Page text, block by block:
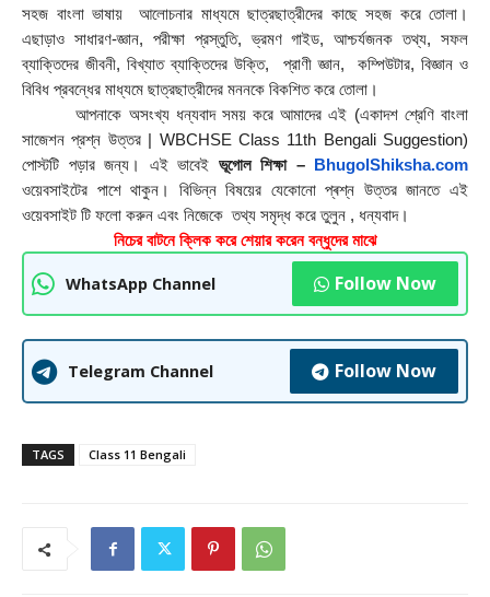
সহজ বাংলা ভাষায়  আলোচনার মাধ্যমে ছাত্রছাত্রীদের কাছে সহজ করে তোলা।
এছাড়াও সাধারণ-জ্ঞান, পরীক্ষা প্রস্তুতি, ভ্রমণ গাইড, আশ্চর্যজনক তথ্য, সফল
ব্যাক্তিদের জীবনী, বিখ্যাত ব্যাক্তিদের উক্তি,  প্রাণী জ্ঞান,  কম্পিউটার, বিজ্ঞান ও
বিবিধ প্রবন্ধের মাধ্যমে ছাত্রছাত্রীদের মননকে বিকশিত করে তোলা।
আপনাকে অসংখ্য ধন্যবাদ সময় করে আমাদের এই (একাদশ শ্রেণি বাংলা
সাজেশন প্রশ্ন উত্তর | WBCHSE Class 11th Bengali Suggestion)
পােস্টটি পড়ার জন্য। এই ভাবেই ভূগোল শিক্ষা –
BhugolShiksha.com
ওয়েবসাইটের পাশে থাকুন। বিভিন্ন বিষয়ের যেকোনো প্ৰশ্ন উত্তর জানতে এই
ওয়েবসাইট টি ফলাে করুন এবং নিজেকে  তথ্য সমৃদ্ধ করে তুলুন , ধন্যবাদ।
নিচের বাটনে ক্লিক করে শেয়ার করেন বন্ধুদের মাঝে
WhatsApp Channel Follow Now
Telegram Channel Follow Now
TAGS Class 11 Bengali